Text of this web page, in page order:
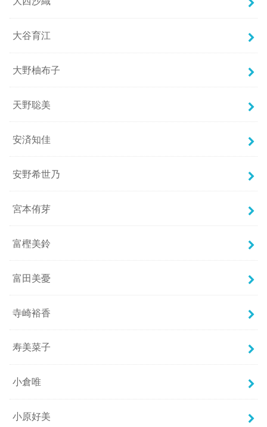
大谷育江
大野柚布子
天野聡美
安済知佳
安野希世乃
宮本侑芽
富樫美鈴
富田美憂
寺崎裕香
寿美菜子
小倉唯
小原好美